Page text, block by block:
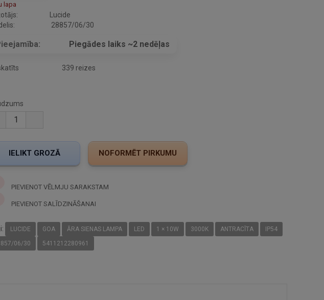
lapa
Lucide
28857/06/30
Piegādes laiks ~2 nedēļas
339 reizes
PIEVIENOT VĒLMJU SARAKSTAM
PIEVIENOT SALĪDZINĀŠANAI
LUCIDE GOA ĀRA SIENAS LAMPA LED 1 × 10W 3000K ANTRACĪTA
IP54
06/30
5411212280961